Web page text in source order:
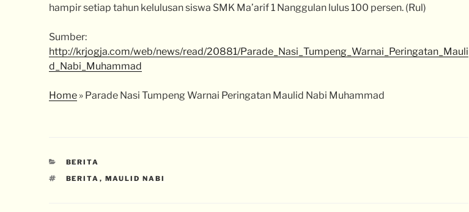
hampir setiap tahun kelulusan siswa SMK Ma’arif 1 Nanggulan lulus 100 persen. (Rul)
Sumber:
http://krjogja.com/web/news/read/20881/Parade_Nasi_Tumpeng_Warnai_Peringatan_Mauli
d_Nabi_Muhammad
Home » Parade Nasi Tumpeng Warnai Peringatan Maulid Nabi Muhammad
BERITA
BERITA , MAULID NABI